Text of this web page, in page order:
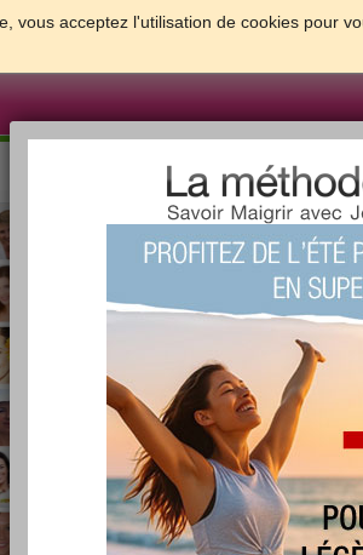
vous acceptez l'utilisation de cookies pour
FORME & SANTE PSYCHO &
Les meilleures solutions pour